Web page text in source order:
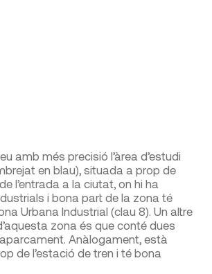
amb més precisió l’àrea d’estudi
en blau), situada a prop de
l’entrada a la ciutat, on hi ha
i bona part de la zona té
Urbana Industrial (clau 8). Un altre
zona és que conté dues
Anàlogament, està
de l’estació de tren i té bona